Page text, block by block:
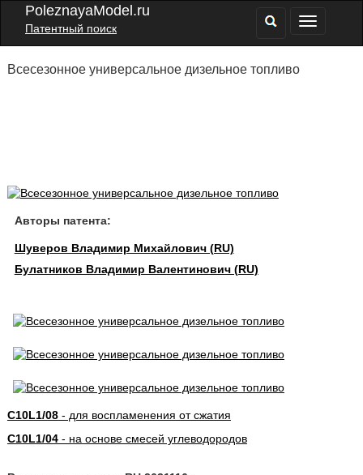
PoleznayaModel.ru
Патентный поиск
Всесезонное универсальное дизельное топливо
Авторы патента:
Шуверов Владимир Михайлович (RU)
Булатников Владимир Валентинович (RU)
C10L1/08- для воспламенения от сжатия
C10L1/04- на основе смесей углеводородов